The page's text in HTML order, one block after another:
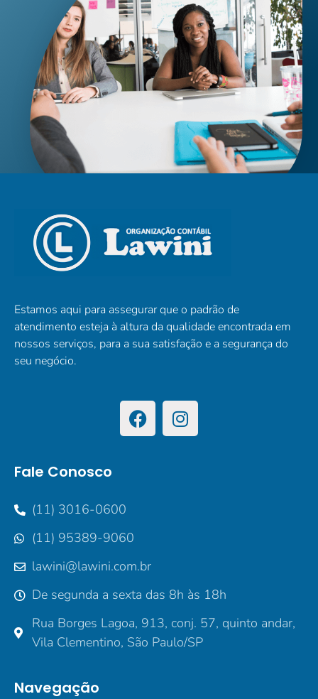
Estamos aqui para assegurar que o padrão de
atendimento esteja à altura da qualidade encontrada em
nossos serviços, para a sua satisfação e a segurança do
seu negócio.
Fale Conosco
(11) 3016-0600
(11) 95389-9060
lawini@lawini.com.br
De segunda a sexta das 8h às 18h
Rua Borges Lagoa, 913, conj. 57, quinto andar,
Vila Clementino, São Paulo/SP
Navegação